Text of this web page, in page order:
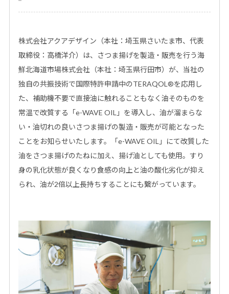
株式会社アクアデザイン（本社：埼玉県さいたま市、代表
取締役：高橋洋介）は、さつま揚げを製造・販売を行う海
鮮北海道市場株式会社（本社：埼玉県行田市）が、当社の
独自の共振技術で国際特許申請中のTERAQOL®を応用し
た、補助機不要で直接油に触れることもなく油そのものを
常温で改質する「e-WAVE OIL」を導入し、油が溜まらな
い・油切れの良いさつま揚げの製造・販売が可能となった
ことをお知らせいたします。「e-WAVE OIL」にて改質した
油をさつま揚げのたねに加え、揚げ油としても使用。すり
身の乳化状態が良くなり食感の向上と油の酸化劣化が抑え
られ、油が2倍以上長持ちすることにも繋がっています。